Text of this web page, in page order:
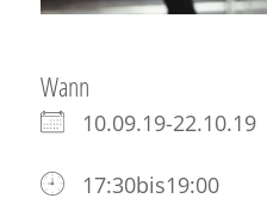
Wann
10.09.19-22.10.19
17:30bis19:00